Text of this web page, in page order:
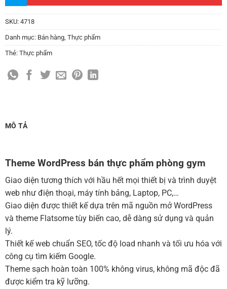
Thiết kế 2 banner chạy ở slider chính
Thay đổi màu sắc toàn bộ site theo yêu cầu
(+150,000 ₫)
Thiết kế logo đơn giản để đăng web
MUA THÊM TÊN MIỀN + HOSTING
Tên miền Việt Nam .vn (1 năm)
(+550,000 ₫)
Hosting 2GB SSD (1 năm)
(+700,000 ₫)
Hosting 4GB SSD (1 năm)(+1,000,000 ₫)
Hosting 8GB SSD (1 năm)(+1,200,000 ₫)
SKU: 4718
Danh mục: Bán hàng Thực phẩm
Thẻ: Thực phẩm
MÔ TẢ
Theme WordPress bán thực phẩm phòng gym
Giao diện tương thích với hầu hết mọi thiết bị và trình duyệt
web như điện thoại, máy tính bảng, Laptop, PC,…
Giao diện được thiết kế dựa trên mã nguồn mở WordPress
và theme Flatsome tùy biến cao, dễ dàng sử dụng và quản
lý.
Thiết kế web chuẩn SEO, tốc độ load nhanh và tối ưu hóa với
công cụ tìm kiếm Google.
Theme sạch hoàn toàn 100% không virus, không mã độc đã
được kiểm tra kỹ lưỡng.